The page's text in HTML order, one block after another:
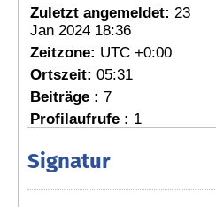
Zuletzt angemeldet: 23
Jan 2024 18:36
Zeitzone: UTC +0:00
Ortszeit: 05:31
Beiträge : 7
Profilaufrufe : 1
Signatur